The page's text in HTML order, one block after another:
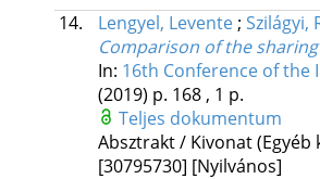
14.
Lengyel, Levente ; Szilágyi,
Comparison of the
In: 16th Conference of the
(2019) p. 168 , 1 p.
Teljes dokumentum
Absztrakt / Kivonat
[30795730] [Nyilvános]